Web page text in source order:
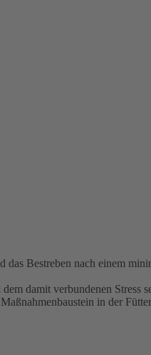
Bestreben nach einem
damit verbundenen
in der